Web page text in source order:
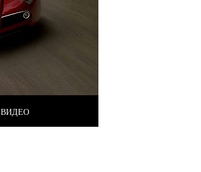
ВИДЕО